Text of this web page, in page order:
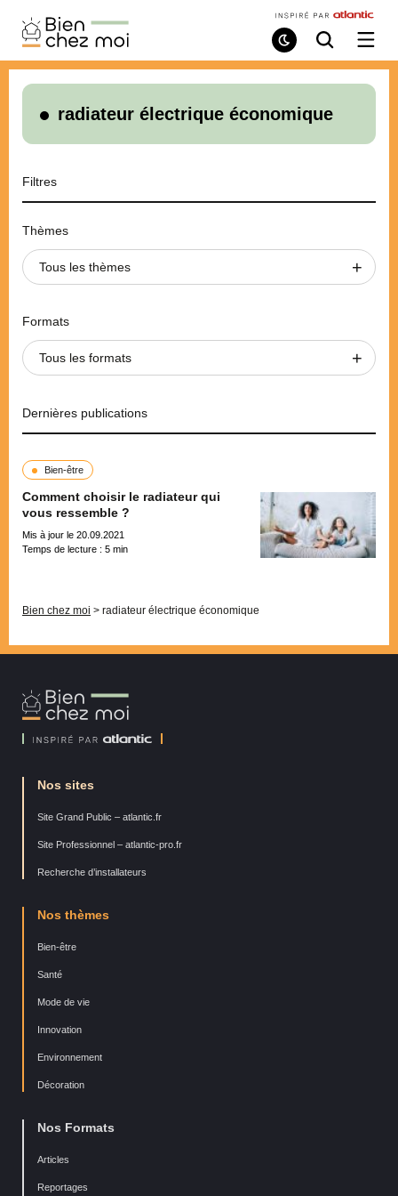
Bien
Chez
Moi
Mode
de
Recherche
/
le
radiateur électrique économique
Filtres
Thèmes
Tous les thèmes
Formats
Tous les formats
Dernières publications
Bien-être
Comment choisir le radiateur qui
vous ressemble ?
Mis à jour le 20.09.2021
Temps de lecture : 5 min
Bien chez moi > radiateur électrique économique
Bien
Chez
Nos sites
Site Grand Public – atlantic.fr
Site Professionnel – atlantic-pro.fr
Recherche d’installateurs
Nos thèmes
Bien-être
Santé
Mode de vie
Innovation
Environnement
Décoration
Nos Formats
Articles
Reportages